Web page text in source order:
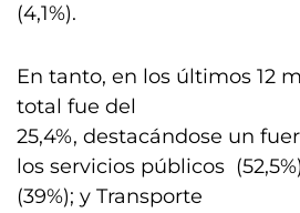
(4,1%).
En tanto, en los últimos 12
total fue del
25,4%, destacándose un
los servicios públicos
(39%); y Transporte